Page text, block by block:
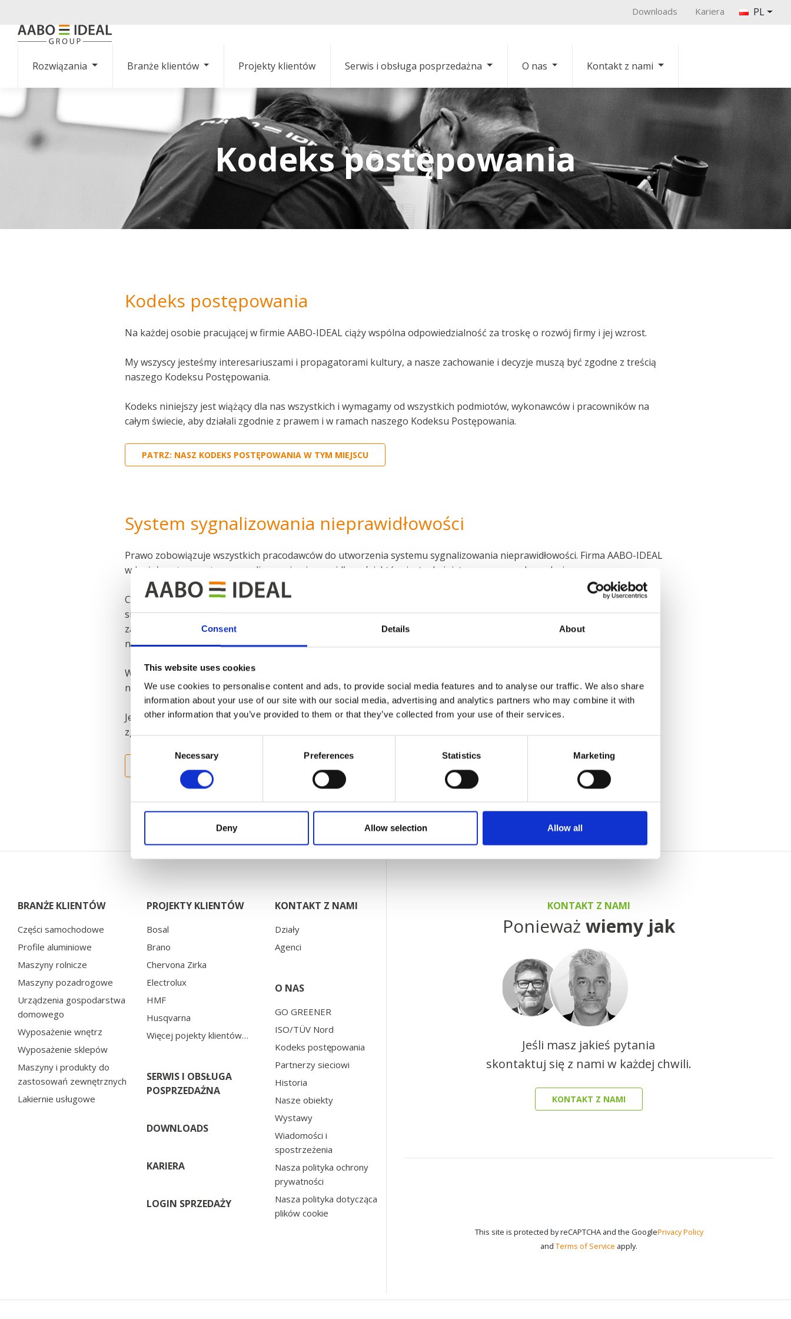
Consent Details About
This website uses cookies
We use cookies to personalise content and ads, to provide social media features and to analyse our traffic. We also share
information about your use of our site with our social media, advertising and analytics partners who may combine it with
other information that you’ve provided to them or that they’ve collected from your use of their services.
Selection
Necessary Preferences Statistics Marketing
Deny Allow selection Allow all
Downloads Kariera PL
Rozwiązania Branże klientów Projekty klientów Serwis i obsługa posprzedażna O nas Kontakt z nami
Kodeks postępowania
Kodeks postępowania
Na każdej osobie pracującej w firmie AABO-IDEAL ciąży wspólna odpowiedzialność za troskę o rozwój firmy i jej wzrost.
My wszyscy jesteśmy interesariuszami i propagatorami kultury, a nasze zachowanie i decyzje muszą być zgodne z treścią
naszego Kodeksu Postępowania.
Kodeks niniejszy jest wiążący dla nas wszystkich i wymagamy od wszystkich podmiotów, wykonawców i pracowników na
całym świecie, aby działali zgodnie z prawem i w ramach naszego Kodeksu Postępowania.
PATRZ: NASZ KODEKS POSTĘPOWANIA W TYM MIEJSCU
System sygnalizowania nieprawidłowości
Prawo zobowiązuje wszystkich pracodawców do utworzenia systemu sygnalizowania nieprawidłowości. Firma AABO-IDEAL
wdrożyła zatem system sygnalizowania nieprawidłowości, który jest administrowany przez kancelarię prawną.
Celem polityki sygnalizowania nieprawidłowości jest wydobycie na światło dzienne spraw, o których w inny sposób byśmy
się nie dowiedzieli. Może to być podejrzenie lub wiedza na temat wszelkich nielegalnych, nieetycznych, nieprawidłowych
zachowań lub przestępstw kryminalnych popełnionych na terenie firmy, co tym samym stanowi również o naruszenia
naszego Kodeksu Postępowania.
Wszystkie podmioty, kontrahenci i pracownicy na całym świecie zostali poinformowani o systemie sygnalizowania
nieprawidłowości oraz o sposobie zgłaszania obaw.
Jeśli ktokolwiek z Państwa odczuwa potrzebę zgłoszenia poważnych obaw, może przejść bezpośrednio do systemu
zgłaszania nieprawidłowości firmy AABO-IDEAL, korzystając z poniższego linku:
BRANŻE KLIENTÓW
Części samochodowe
Profile aluminiowe
Maszyny rolnicze
Maszyny pozadrogowe
Urządzenia gospodarstwa
domowego
Wyposażenie wnętrz
Wyposażenie sklepów
Maszyny i produkty do
zastosowań zewnętrznych
Lakiernie usługowe
PROJEKTY KLIENTÓW
Bosal
Brano
Chervona Zirka
Electrolux
HMF
Husqvarna
Więcej pojekty klientów…
SERWIS I OBSŁUGA
POSPRZEDAŻNA
DOWNLOADS
KARIERA
LOGIN SPRZEDAŻY
KONTAKT Z NAMI
Działy
Agenci
O NAS
GO GREENER
ISO/TÜV Nord
Kodeks postępowania
Partnerzy sieciowi
Historia
Nasze obiekty
Wystawy
Wiadomości i
spostrzeżenia
Nasza polityka ochrony
prywatności
Nasza polityka dotycząca
plików cookie
KONTAKT Z NAMI
Ponieważ wiemy jak
Jeśli masz jakieś pytania
skontaktuj się z nami w każdej chwili.
KONTAKT Z NAMI
This site is protected by reCAPTCHA and the GooglePrivacy Policy
and Terms of Service apply.